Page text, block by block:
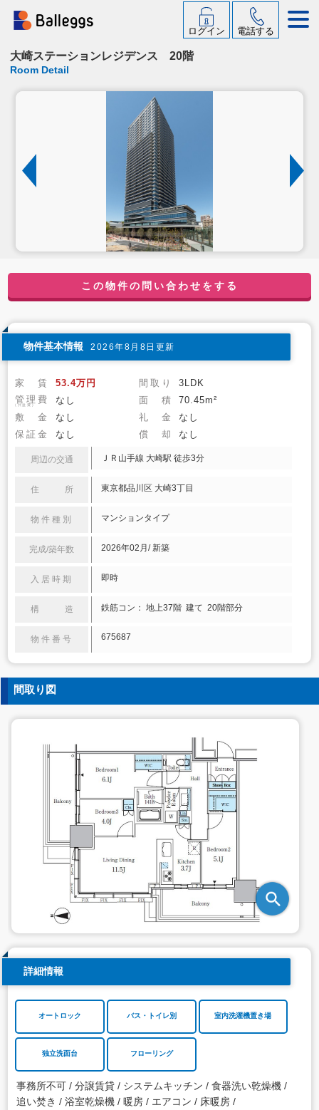
ログイン 電話する
大崎ステーションレジデンス 20階
Room Detail
この物件の問い合わせをする
物件基本情報 2026年8月8日更新
家 賃 53.4万円 間取り
3LDK
管理費
(共益費) なし 面 積
70.45m²
敷 金
なし 礼 金
なし
保証金
なし 償 却 なし
周辺の交通 ＪＲ山手線 大崎駅 徒歩3分
住 所 東京都品川区 大崎3丁目
物件種別 マンションタイプ
完成/築年数 2026年02月/ 新築
入居時期 即時
構 造 鉄筋コン： 地上37階 建て 20階部分
物件番号 675687
間取り図
詳細情報
オートロック バス・トイレ別 室内洗濯機置き場
独立洗面台 フローリング
事務所不可 分譲賃貸 システムキッチン
食器洗い乾燥機
追い焚き
浴室乾燥機 暖房 エアコン
床暖房